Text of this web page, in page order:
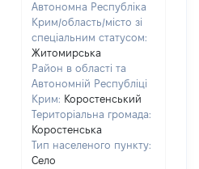
Автономна Республіка
Крим/область/місто зі
спеціальним статусом:
Житомирська
Район в області та
Автономній Республіці
Крим: Коростенський
Територіальна громада:
Коростенська
Тип населеного пункту:
Село